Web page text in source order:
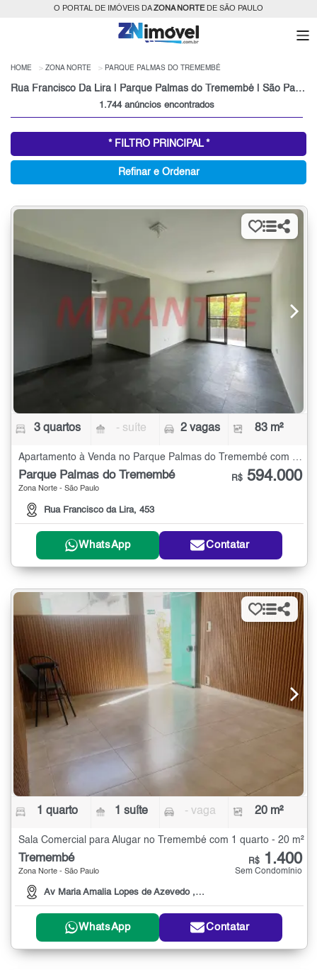
O PORTAL DE IMÓVEIS DAZONA NORTEDE SÃO PAULO
HOME ZONA NORTE PARQUE PALMAS DO TREMEMBÉ
Rua Francisco Da Lira | Parque Palmas do Tremembé | São Paulo
1.744 anúncios encontrados
* FILTRO PRINCIPAL *
Refinar e Ordenar
3 quartos - suíte 2 vagas 83 m²
Apartamento à Venda no Parque Palmas do Tremembé com 3 quartos - 83 m²
Parque Palmas do Tremembé
Zona Norte - São Paulo
Rua Francisco da Lira, 453
R$ 594.000
WhatsApp Contatar
1 quarto 1 suíte - vaga 20 m²
Sala Comercial para Alugar no Tremembé com 1 quarto - 20 m²
Tremembé
Zona Norte - São Paulo
Av Maria Amalia Lopes de Azevedo , 250
R$ 1.400
Sem Condomínio
WhatsApp Contatar